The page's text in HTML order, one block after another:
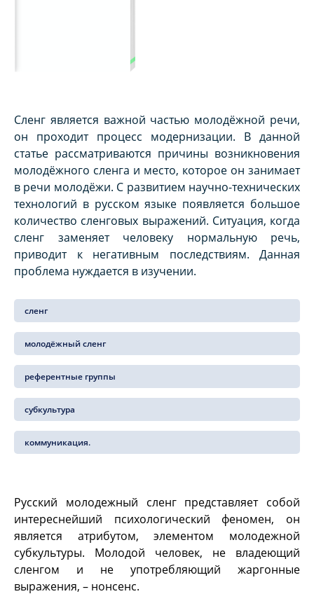
Сленг является важной частью молодёжной речи,
он проходит процесс модернизации. В данной
статье рассматриваются причины возникновения
молодёжного сленга и место, которое он занимает
в речи молодёжи. С развитием научно-технических
технологий в русском языке появляется большое
количество сленговых выражений. Ситуация, когда
сленг заменяет человеку нормальную речь,
приводит к негативным последствиям. Данная
проблема нуждается в изучении.
сленг
молодёжный сленг
референтные группы
субкультура
коммуникация.
Русский молодежный сленг представляет собой
интереснейший психологический феномен, он
является атрибутом, элементом молодежной
субкультуры. Молодой человек, не владеющий
сленгом и не употребляющий жаргонные
выражения, – нонсенс.